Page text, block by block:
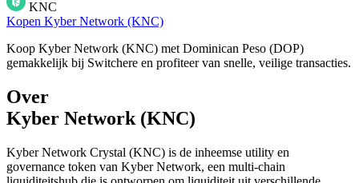
KNC
Kopen Kyber Network (KNC)
Koop Kyber Network (KNC) met Dominican Peso (DOP)
gemakkelijk bij Switchere en profiteer van snelle, veilige transacties.
Over
Kyber Network (KNC)
Kyber Network Crystal (KNC) is de inheemse utility en
governance token van Kyber Network, een multi-chain